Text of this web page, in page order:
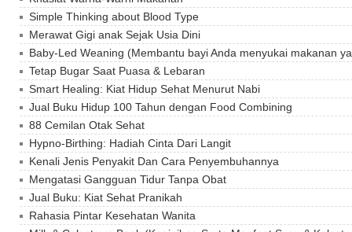
Simple Thinking about Blood Type
Merawat Gigi anak Sejak Usia Dini
Baby-Led Weaning (Membantu bayi Anda menyukai makanan
Tetap Bugar Saat Puasa & Lebaran
Smart Healing: Kiat Hidup Sehat Menurut Nabi
Jual Buku Hidup 100 Tahun dengan Food Combining
88 Cemilan Otak Sehat
Hypno-Birthing: Hadiah Cinta Dari Langit
Kenali Jenis Penyakit Dan Cara Penyembuhannya
Mengatasi Gangguan Tidur Tanpa Obat
Jual Buku: Kiat Sehat Pranikah
Rahasia Pintar Kesehatan Wanita